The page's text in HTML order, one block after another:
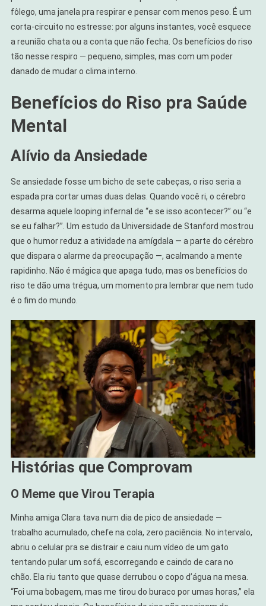
fôlego, uma janela pra respirar e pensar com menos peso. É um
corta-circuito no estresse: por alguns instantes, você esquece
a reunião chata ou a conta que não fecha. Os benefícios do riso
tão nesse respiro — pequeno, simples, mas com um poder
danado de mudar o clima interno.
Benefícios do Riso pra Saúde
Mental
Alívio da Ansiedade
Se ansiedade fosse um bicho de sete cabeças, o riso seria a
espada pra cortar umas duas delas. Quando você ri, o cérebro
desarma aquele looping infernal de “e se isso acontecer?” ou “e
se eu falhar?”. Um estudo da Universidade de Stanford mostrou
que o humor reduz a atividade na amígdala — a parte do cérebro
que dispara o alarme da preocupação —, acalmando a mente
rapidinho. Não é mágica que apaga tudo, mas os benefícios do
riso te dão uma trégua, um momento pra lembrar que nem tudo
é o fim do mundo.
Histórias que Comprovam
O Meme que Virou Terapia
Minha amiga Clara tava num dia de pico de ansiedade —
trabalho acumulado, chefe na cola, zero paciência. No intervalo,
abriu o celular pra se distrair e caiu num vídeo de um gato
tentando pular um sofá, escorregando e caindo de cara no
chão. Ela riu tanto que quase derrubou o copo d’água na mesa.
“Foi uma bobagem, mas me tirou do buraco por umas horas,” ela